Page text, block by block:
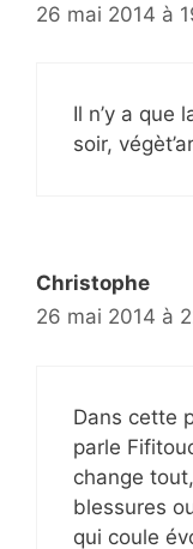
26 mai 2014 à
Il n’y a que
soir,
Christophe
26 mai 2014 à
Dans cette
parle
change
blessures
qui coule